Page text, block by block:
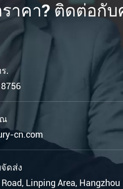
ราคา? ติดต่อกั
.
cn.com
ดส่ง
Linping Area, Hangzhou